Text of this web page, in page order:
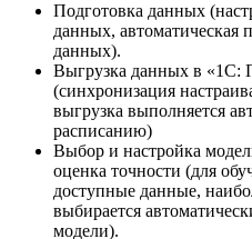
Подготовка данных
данных, автоматическая
данных).
Выгрузка данных в «1С:
(синхронизация
выгрузка выполняется
расписанию)
Выбор и настройка
оценка точности (для
доступные данные,
выбирается
модели).